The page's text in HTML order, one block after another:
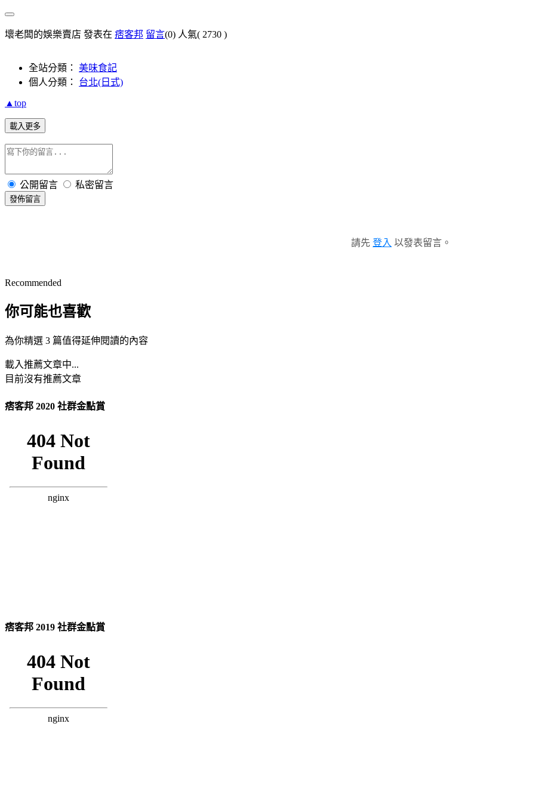
壞老闆的娛樂賣店 發表在 痞客邦 留言(0) 人氣( 2730 )
全站分類： 美味食記
個人分類： 台北(日式)
▲top
載入更多
公開留言 私密留言
發佈留言
請先 登入 以發表留言。
Recommended
你可能也喜歡
為你精選 3 篇值得延伸閱讀的內容
載入推薦文章中...
目前沒有推薦文章
痞客邦 2020 社群金點賞
痞客邦 2019 社群金點賞